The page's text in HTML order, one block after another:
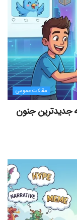
مقالات عمومی
جدیدترین جنون